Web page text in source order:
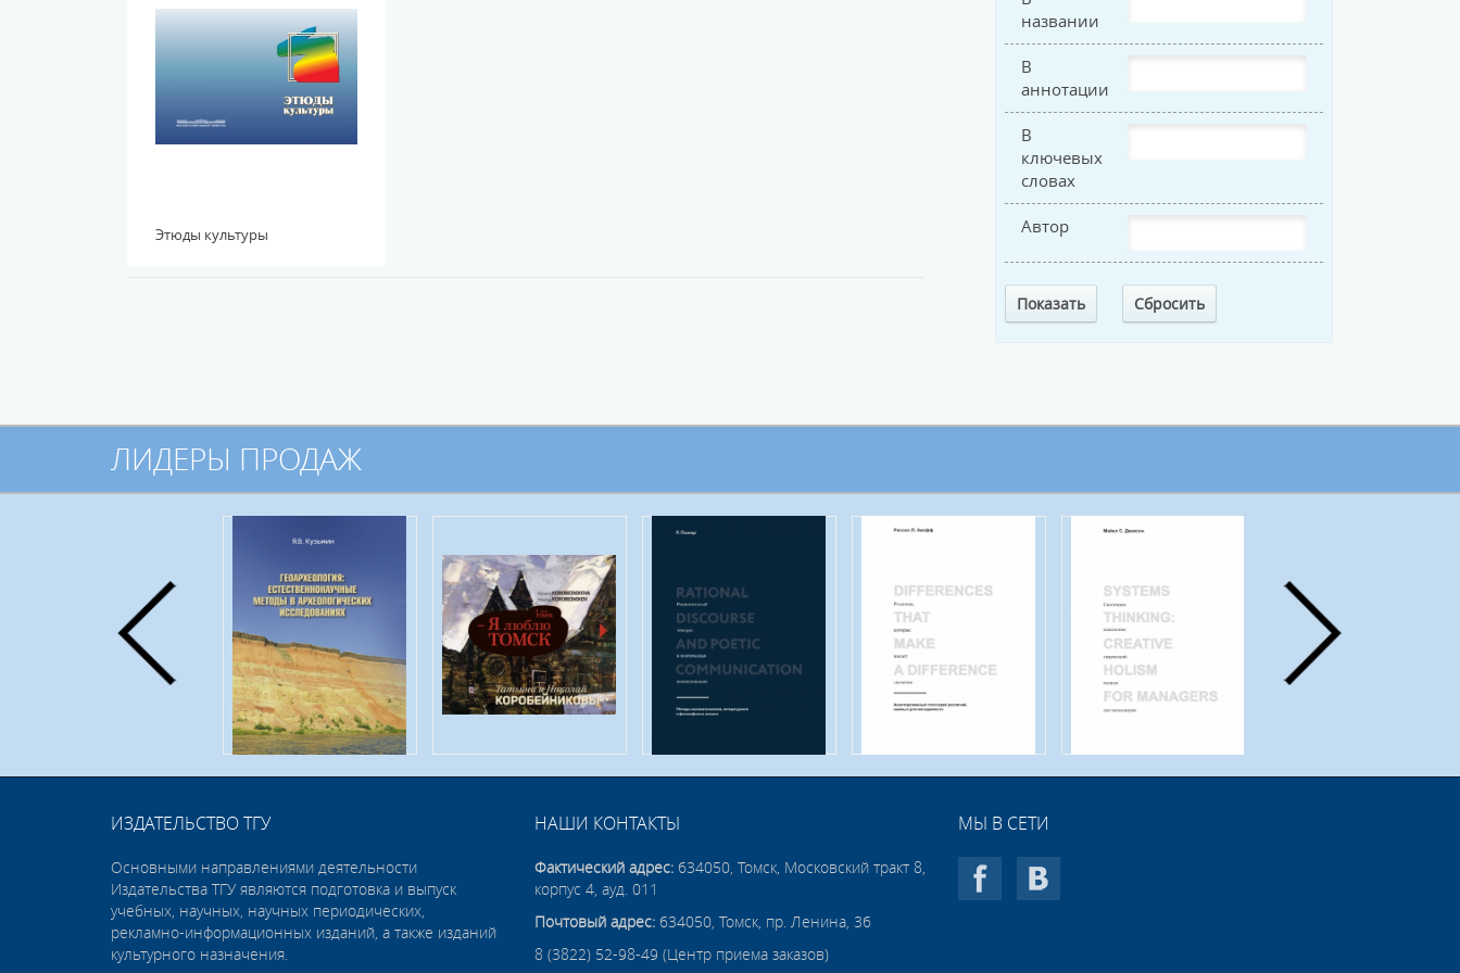
названии
В
аннотации
В
ключевых
словах
Автор
Этюды культуры
ЛИДЕРЫ ПРОДАЖ
ИЗДАТЕЛЬСТВО ТГУ
Основными направлениями деятельности
Издательства ТГУ являются подготовка и выпуск
учебных, научных, научных периодических,
рекламно-информационных изданий, а также изданий
культурного назначения.
НАШИ КОНТАКТЫ
Фактический адрес: 634050, Томск, Московский тракт 8,
корпус 4, ауд. 011
Почтовый адрес: 634050, Томск, пр. Ленина, 36
8 (3822) 52-98-49 (Центр приема заказов)
МЫ В СЕТИ